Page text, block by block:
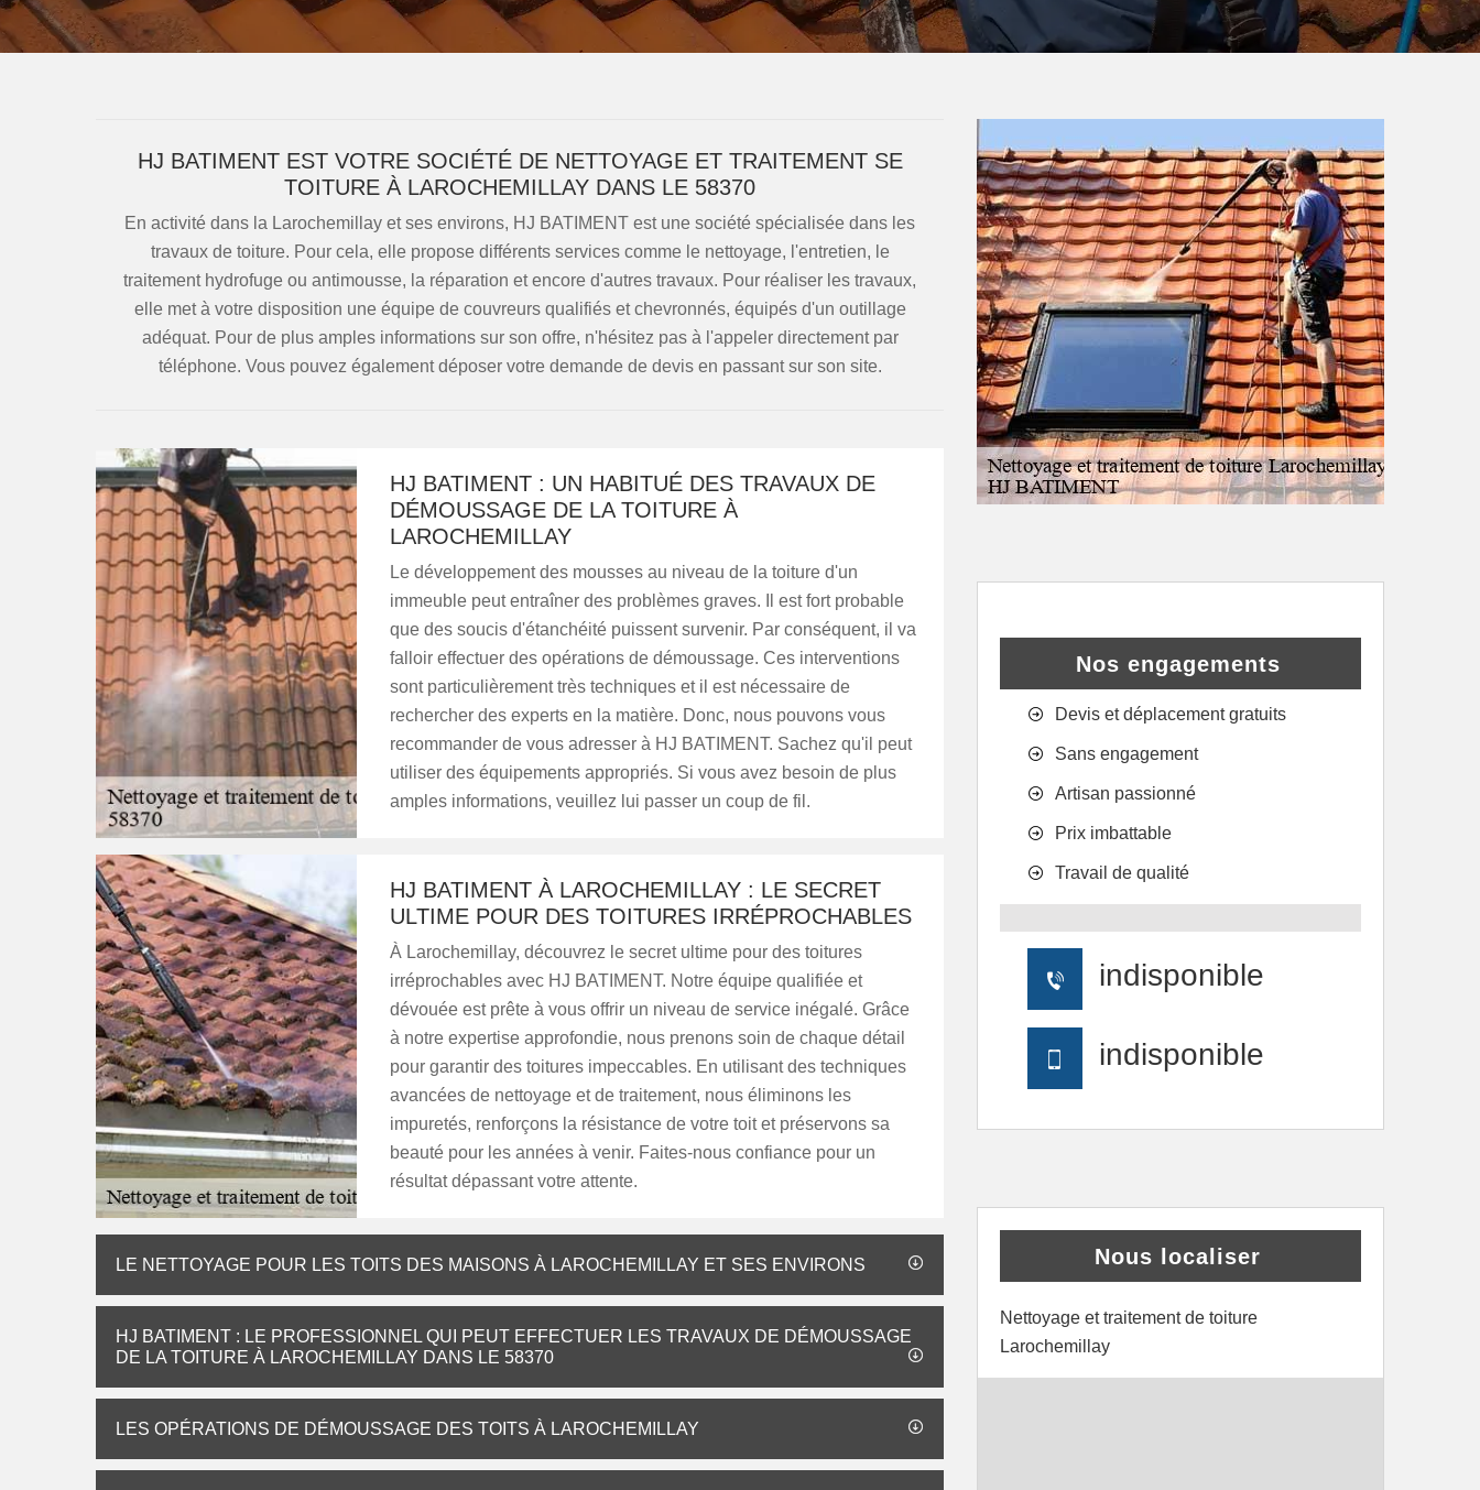
HJ BATIMENT EST VOTRE SOCIÉTÉ DE NETTOYAGE ET TRAITEMENT SE
TOITURE À LAROCHEMILLAY DANS LE 58370
En activité dans la Larochemillay et ses environs, HJ BATIMENT est une société spécialisée dans les
travaux de toiture. Pour cela, elle propose différents services comme le nettoyage, l'entretien, le
traitement hydrofuge ou antimousse, la réparation et encore d'autres travaux. Pour réaliser les travaux,
elle met à votre disposition une équipe de couvreurs qualifiés et chevronnés, équipés d'un outillage
adéquat. Pour de plus amples informations sur son offre, n'hésitez pas à l'appeler directement par
téléphone. Vous pouvez également déposer votre demande de devis en passant sur son site.
HJ BATIMENT : UN HABITUÉ DES TRAVAUX DE
DÉMOUSSAGE DE LA TOITURE À
LAROCHEMILLAY
Le développement des mousses au niveau de la toiture d'un
immeuble peut entraîner des problèmes graves. Il est fort probable
que des soucis d'étanchéité puissent survenir. Par conséquent, il va
falloir effectuer des opérations de démoussage. Ces interventions
sont particulièrement très techniques et il est nécessaire de
rechercher des experts en la matière. Donc, nous pouvons vous
recommander de vous adresser à HJ BATIMENT. Sachez qu'il peut
utiliser des équipements appropriés. Si vous avez besoin de plus
amples informations, veuillez lui passer un coup de fil.
HJ BATIMENT À LAROCHEMILLAY : LE SECRET
ULTIME POUR DES TOITURES IRRÉPROCHABLES
À Larochemillay, découvrez le secret ultime pour des toitures
irréprochables avec HJ BATIMENT. Notre équipe qualifiée et
dévouée est prête à vous offrir un niveau de service inégalé. Grâce
à notre expertise approfondie, nous prenons soin de chaque détail
pour garantir des toitures impeccables. En utilisant des techniques
avancées de nettoyage et de traitement, nous éliminons les
impuretés, renforçons la résistance de votre toit et préservons sa
beauté pour les années à venir. Faites-nous confiance pour un
résultat dépassant votre attente.
LE NETTOYAGE POUR LES TOITS DES MAISONS À LAROCHEMILLAY ET SES ENVIRONS
HJ BATIMENT : LE PROFESSIONNEL QUI PEUT EFFECTUER LES TRAVAUX DE DÉMOUSSAGE
DE LA TOITURE À LAROCHEMILLAY DANS LE 58370
LES OPÉRATIONS DE DÉMOUSSAGE DES TOITS À LAROCHEMILLAY
Nos engagements
Devis et déplacement gratuits
Sans engagement
Artisan passionné
Prix imbattable
Travail de qualité
indisponible
indisponible
Nous localiser
Nettoyage et traitement de toiture
Larochemillay